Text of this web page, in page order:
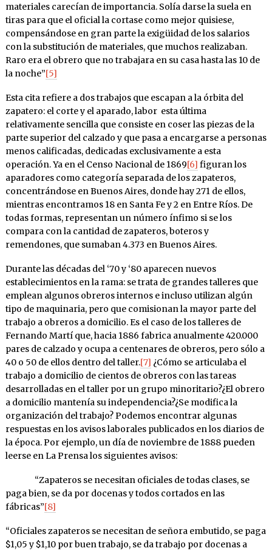
materiales carecían de importancia. Solía darse la suela en
tiras para que el oficial la cortase como mejor quisiese,
compensándose en gran parte la exigüidad de los salarios
con la substitución de materiales, que muchos realizaban.
Raro era el obrero que no trabajara en su casa hasta las 10 de
la noche”[5]
Esta cita refiere a dos trabajos que escapan a la órbita del
zapatero: el corte y el aparado, labor esta última
relativamente sencilla que consiste en coser las piezas de la
parte superior del calzado y que pasa a encargarse a personas
menos calificadas, dedicadas exclusivamente a esta
operación. Ya en el Censo Nacional de 1869[6] figuran los
aparadores como categoría separada de los zapateros,
concentrándose en Buenos Aires, donde hay 271 de ellos,
mientras encontramos 18 en Santa Fe y 2 en Entre Ríos. De
todas formas, representan un número ínfimo si se los
compara con la cantidad de zapateros, boteros y
remendones, que sumaban 4.373 en Buenos Aires.
Durante las décadas del ‘70 y ‘80 aparecen nuevos
establecimientos en la rama: se trata de grandes talleres que
emplean algunos obreros internos e incluso utilizan algún
tipo de maquinaria, pero que comisionan la mayor parte del
trabajo a obreros a domicilio. Es el caso de los talleres de
Fernando Martí que, hacia 1886 fabrica anualmente 420.000
pares de calzado y ocupa a centenares de obreros, pero sólo a
40 o 50 de ellos dentro del taller.[7] ¿Cómo se articulaba el
trabajo a domicilio de cientos de obreros con las tareas
desarrolladas en el taller por un grupo minoritario?¿El obrero
a domicilio mantenía su independencia?¿Se modifica la
organización del trabajo? Podemos encontrar algunas
respuestas en los avisos laborales publicados en los diarios de
la época. Por ejemplo, un día de noviembre de 1888 pueden
leerse en La Prensa los siguientes avisos:
“Zapateros se necesitan oficiales de todas clases, se
paga bien, se da por docenas y todos cortados en las
fábricas”[8]
“Oficiales zapateros se necesitan de señora embutido, se paga
$1,05 y $1,10 por buen trabajo, se da trabajo por docenas a